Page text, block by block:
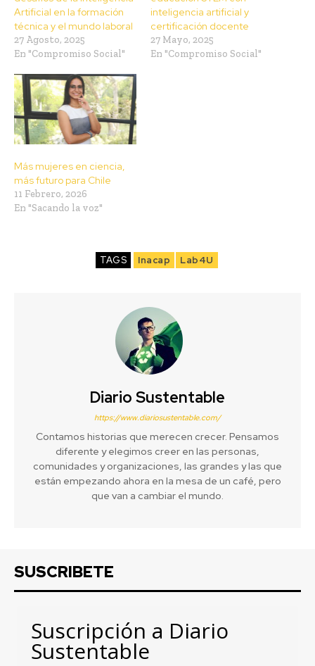
Artificial en la formación
técnica y el mundo laboral
27 Agosto, 2025
En "Compromiso Social"
inteligencia artificial y
certificación docente
27 Mayo, 2025
En "Compromiso Social"
Más mujeres en ciencia,
más futuro para Chile
11 Febrero, 2026
En "Sacando la voz"
TAGS Inacap Lab4U
Diario Sustentable
https://www.diariosustentable.com/
Contamos historias que merecen crecer. Pensamos
diferente y elegimos creer en las personas,
comunidades y organizaciones, las grandes y las que
están empezando ahora en la mesa de un café, pero
que van a cambiar el mundo.
SUSCRIBETE
Suscripción a Diario
Sustentable